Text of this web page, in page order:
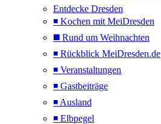
Entdecke Dresden
◾ Kochen mit MeiDresden
◼️ Rund um Weihnachten
◾ Rückblick MeiDresden.de
◾ Veranstaltungen
◾ Gastbeiträge
◾ Ausland
◾ Elbpegel